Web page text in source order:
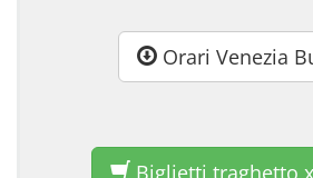
Orari Venezia
Biglietti traghetto